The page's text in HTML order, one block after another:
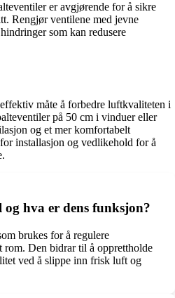
er avgjørende for å sikre
Rengjør ventilene med jevne
som kan redusere
måte å forbedre luftkvaliteten i
på 50 cm i vinduer eller
og et mer komfortabelt
installasjon og vedlikehold for å
og hva er dens funksjon?
brukes for å regulere
rom. Den bidrar til å opprettholde
ved å slippe inn frisk luft og